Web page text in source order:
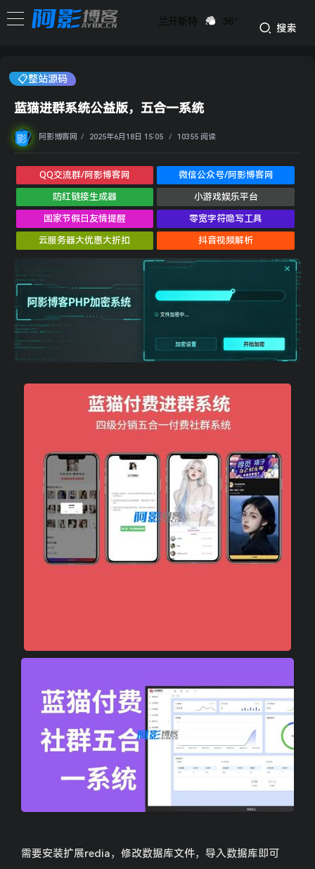
兰开斯特 36°
搜索
📋整站源码
蓝猫进群系统公益版，五合一系统
阿影博客网 / 2025年6月18日 15:05 / 10355 阅读
QQ交流群/阿影博客网 微信公众号/阿影博客网
防红链接生成器 小游戏娱乐平台
国家节假日友情提醒 零宽字符隐写工具
云服务器大优惠大折扣 抖音视频解析
d2ec48d7835f616a97aa071f03fca763_1-12.jpg
需要安装扩展redia，修改数据库文件，导入数据库即可